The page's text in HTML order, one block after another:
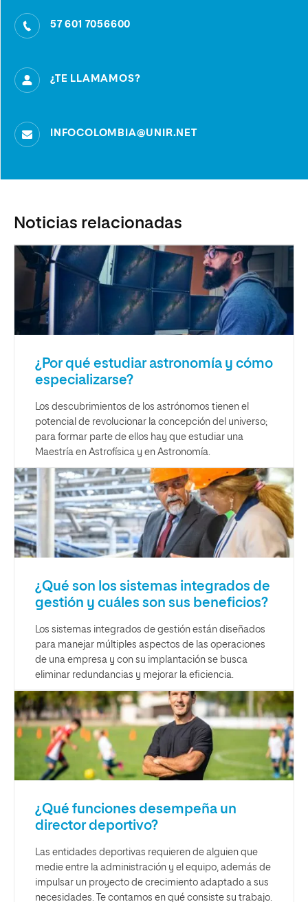
57 601 7056600
¿TE LLAMAMOS?
INFOCOLOMBIA@UNIR.NET
Noticias relacionadas
¿Por qué estudiar astronomía y cómo
especializarse?
Los descubrimientos de los astrónomos tienen el
potencial de revolucionar la concepción del universo;
para formar parte de ellos hay que estudiar una
Maestría en Astrofísica y en Astronomía.
¿Qué son los sistemas integrados de
gestión y cuáles son sus beneficios?
Los sistemas integrados de gestión están diseñados
para manejar múltiples aspectos de las operaciones
de una empresa y con su implantación se busca
eliminar redundancias y mejorar la eficiencia.
¿Qué funciones desempeña un
director deportivo?
Las entidades deportivas requieren de alguien que
medie entre la administración y el equipo, además de
impulsar un proyecto de crecimiento adaptado a sus
necesidades. Te contamos en qué consiste su trabajo.